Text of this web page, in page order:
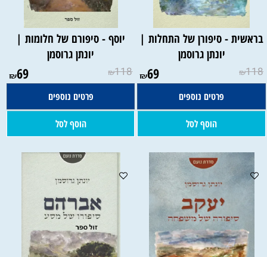
בראשית - סיפורן של התחלות |
יונתן גרוסמן
₪118
₪69
פרטים נוספים
הוסף לסל
יוסף - סיפורם של חלומות |
יונתן גרוסמן
₪118
₪69
פרטים נוספים
הוסף לסל